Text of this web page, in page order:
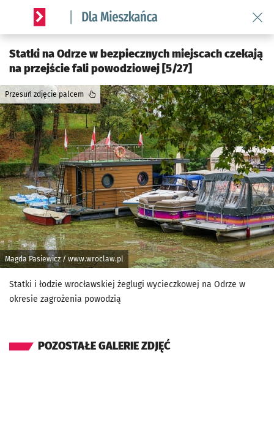
Serwis informacyjny wroclaw.pl podserwis: Dla mieszkańca
Statki na Odrze w bezpiecznych miejscach czekają
na przejście fali powodziowej [5/27]
Magda Pasiewicz / www.wroclaw.pl
Przesuń zdjęcie palcem
Statki i łodzie wrocławskiej żeglugi wycieczkowej na Odrze w
okresie zagrożenia powodzią
POZOSTAŁE GALERIE ZDJĘĆ